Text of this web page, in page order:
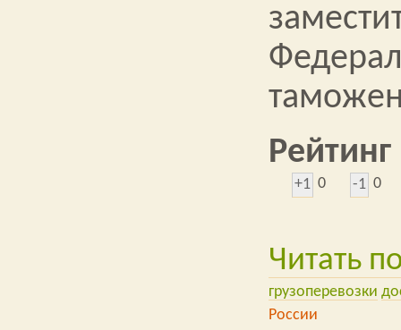
Рейтинг
+1 0 -1 0
Читать
грузоперевозки
России